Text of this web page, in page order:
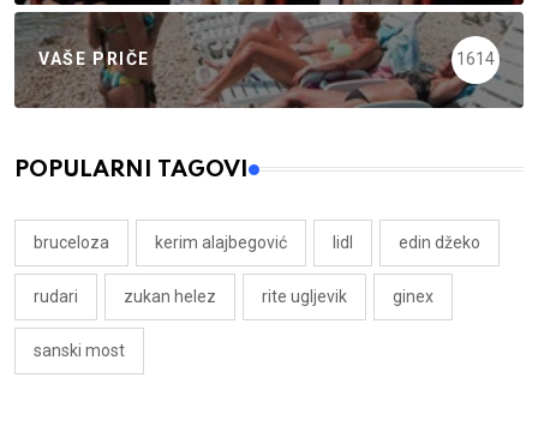
VAŠE PRIČE 1614
POPULARNI TAGOVI
bruceloza kerim alajbegović lidl edin džeko
rudari zukan helez rite ugljevik ginex
sanski most